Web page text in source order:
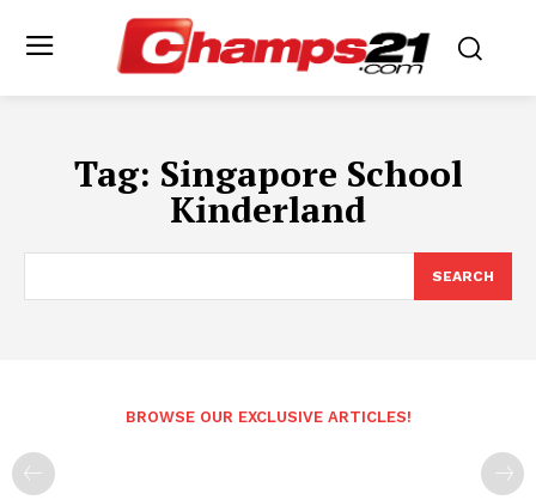
Tag: Singapore School
Kinderland
SEARCH
BROWSE OUR EXCLUSIVE ARTICLES!